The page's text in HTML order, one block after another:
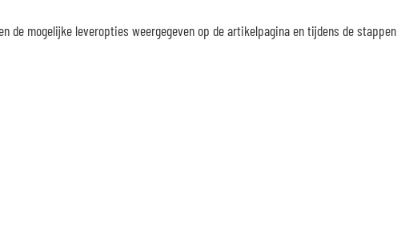
de mogelijke leveropties weergegeven op de artikelpagina en tijdens de stappen